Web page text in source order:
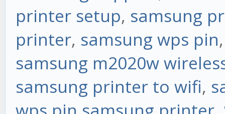
printer setup, samsung
printer, samsung wps pin
samsung m2020w
samsung printer to wifi,